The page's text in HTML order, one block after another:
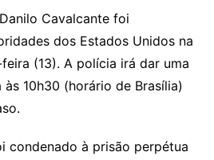
Cavalcante foi
dos Estados Unidos na
(13). A polícia irá dar uma
10h30 (horário de Brasília)
condenado à prisão perpétua